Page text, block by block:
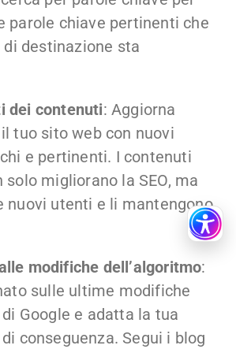
parole chiave pertinenti che
destinazione sta
dei contenuti: Aggiorna
tuo sito web con nuovi
e pertinenti. I contenuti
migliorano la SEO, ma
nuovi utenti e li mantengono
modifiche dell’algoritmo:
sulle ultime modifiche
Google e adatta la tua
conseguenza. Segui i blog